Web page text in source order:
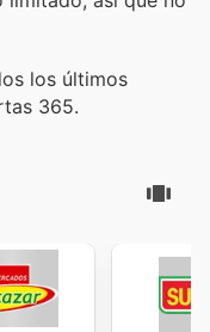
los últimos
365.